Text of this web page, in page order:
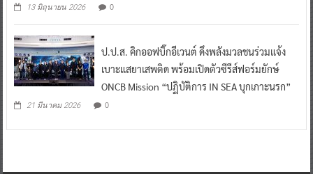
13 มิถุนายน 2026 0
ป.ป.ส. คิกออฟบิ๊กอีเวนต์ ดึงพลังมวลชนร่วมแจ้ง
เบาะแสยาเสพติด พร้อมเปิดตัวซีรีส์ฟอร์มยักษ์
ONCB Mission “ปฏิบัติการ IN SEA บุกเกาะนรก”
21 มีนาคม 2026 0